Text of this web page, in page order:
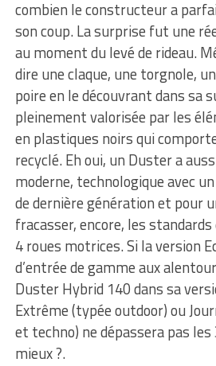
combien le constructeur a
son coup. La surprise fut une
au moment du levé de rideau.
dire une claque, une torgnole,
poire en le découvrant dans sa
pleinement valorisée par les
en plastiques noirs qui
recyclé. Eh oui, un Duster a
moderne, technologique avec
de dernière génération et pour
fracasser, encore, les
4 roues motrices. Si la version
d’entrée de gamme aux
Duster Hybrid 140 dans sa
Extrême (typée outdoor) ou
et techno) ne dépassera pas
mieux ?.